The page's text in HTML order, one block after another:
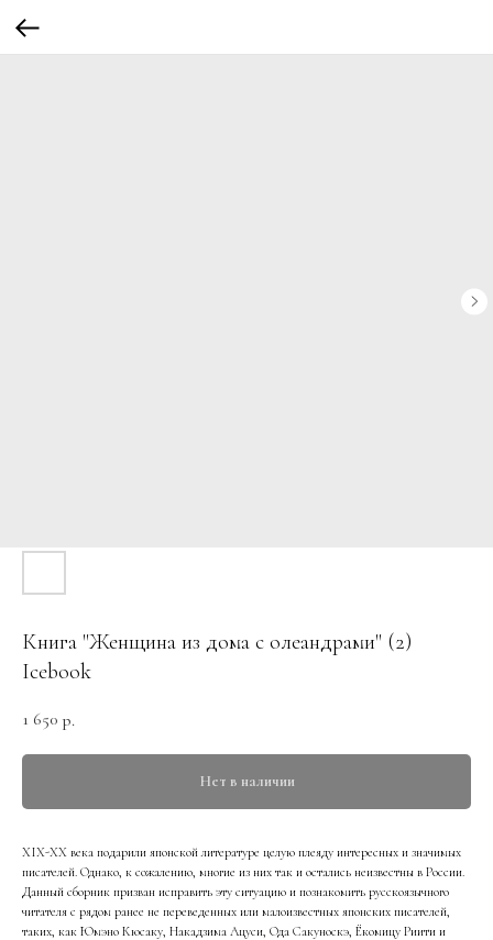
Книга "Женщина из дома с олеандрами" (2)
Icebook
1 650 р.
Нет в наличии
XIX-XX века подарили японской литературе целую плеяду интересных и значимых
писателей. Однако, к сожалению, многие из них так и остались неизвестны в России.
Данный сборник призван исправить эту ситуацию и познакомить русскоязычного
читателя с рядом ранее не переведенных или малоизвестных японских писателей,
таких, как Юмэно Кюсаку, Накадзима Ацуси, Ода Сакуноскэ, Ёкомицу Риити и